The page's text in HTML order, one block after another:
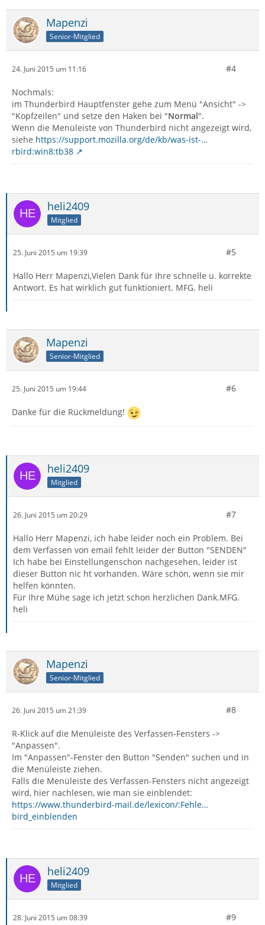
Mapenzi
Senior-Mitglied
24. Juni 2015 um 11:16 #4
Nochmals:
im Thunderbird Hauptfenster gehe zum Menü "Ansicht" ->
"Kopfzeilen" und setze den Haken bei "Normal".
Wenn die Menüleiste von Thunderbird nicht angezeigt wird,
siehe https://support.mozilla.org/de/kb/was-ist-…
rbird:win8:tb38
heli2409
Mitglied
25. Juni 2015 um 19:39 #5
Hallo Herr Mapenzi,Vielen Dank für Ihre schnelle u. korrekte
Antwort. Es hat wirklich gut funktioniert. MFG. heli
Mapenzi
Senior-Mitglied
25. Juni 2015 um 19:44 #6
Danke für die Rückmeldung!
heli2409
Mitglied
26. Juni 2015 um 20:29 #7
Hallo Herr Mapenzi, ich habe leider noch ein Problem. Bei
dem Verfassen von email fehlt leider der Button "SENDEN"
Ich habe bei Einstellungenschon nachgesehen, leider ist
dieser Button nic ht vorhanden. Wäre schön, wenn sie mir
helfen könnten.
Für Ihre Mühe sage ich jetzt schon herzlichen Dank.MFG.
heli
Mapenzi
Senior-Mitglied
26. Juni 2015 um 21:39 #8
R-Klick auf die Menüleiste des Verfassen-Fensters ->
"Anpassen".
Im "Anpassen"-Fenster den Button "Senden" suchen und in
die Menüleiste ziehen.
Falls die Menüleiste des Verfassen-Fensters nicht angezeigt
wird, hier nachlesen, wie man sie einblendet:
https://www.thunderbird-mail.de/lexicon/:Fehle…
bird_einblenden
heli2409
Mitglied
28. Juni 2015 um 08:39 #9